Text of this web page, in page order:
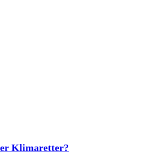
Klimaretter?